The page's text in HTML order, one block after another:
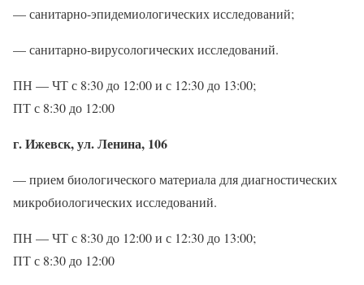
— санитарно-эпидемиологических исследований;
— санитарно-вирусологических исследований.
ПН — ЧТ с 8:30 до 12:00 и с 12:30 до 13:00;
ПТ с 8:30 до 12:00
г. Ижевск, ул. Ленина, 106
— прием биологического материала для диагностических
микробиологических исследований.
ПН — ЧТ с 8:30 до 12:00 и с 12:30 до 13:00;
ПТ с 8:30 до 12:00